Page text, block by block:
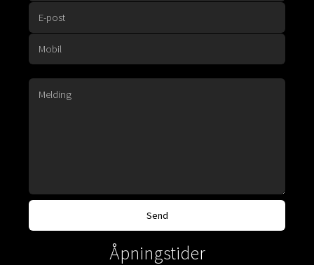
Åpningstider